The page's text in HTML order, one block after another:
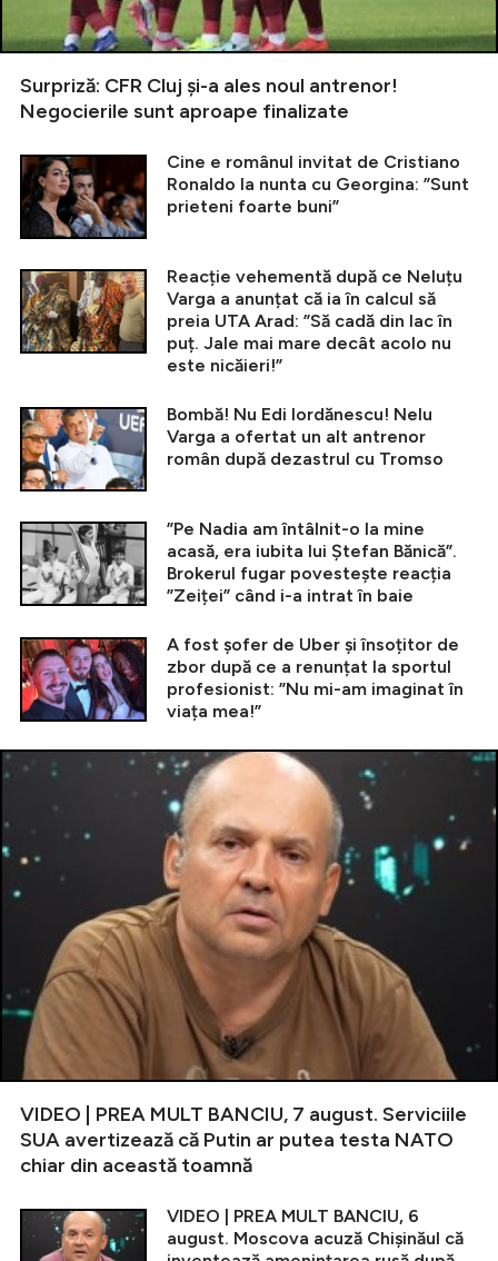
Surpriză: CFR Cluj și-a ales noul antrenor!
Negocierile sunt aproape finalizate
Cine e românul invitat de Cristiano
Ronaldo la nunta cu Georgina: ”Sunt
prieteni foarte buni”
Reacție vehementă după ce Neluțu
Varga a anunțat că ia în calcul să
preia UTA Arad: ”Să cadă din lac în
puț. Jale mai mare decât acolo nu
este nicăieri!”
Bombă! Nu Edi Iordănescu! Nelu
Varga a ofertat un alt antrenor
român după dezastrul cu Tromso
”Pe Nadia am întâlnit-o la mine
acasă, era iubita lui Ștefan Bănică”.
Brokerul fugar povestește reacția
”Zeiței” când i-a intrat în baie
A fost șofer de Uber și însoțitor de
zbor după ce a renunțat la sportul
profesionist: ”Nu mi-am imaginat în
viața mea!”
VIDEO | PREA MULT BANCIU, 7 august. Serviciile
SUA avertizează că Putin ar putea testa NATO
chiar din această toamnă
VIDEO | PREA MULT BANCIU, 6
august. Moscova acuză Chișinăul că